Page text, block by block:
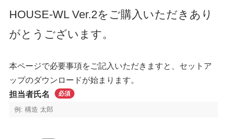
HOUSE-WL Ver.2をご購入いただきあり
がとうございます。
本ページで必要事項をご記入いただきますと、セットア
ップのダウンロードが始まります。
担当者氏名
必須